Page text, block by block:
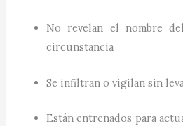
No revelan el nombre
circunstancia
Se infiltran o vigilan sin
Están entrenados para